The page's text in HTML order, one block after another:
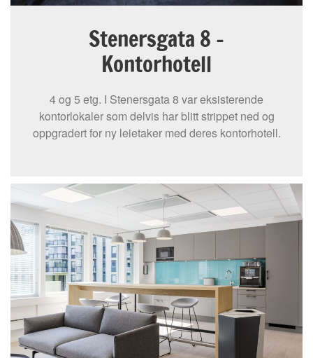
Stenersgata 8 -
Kontorhotell
4 og 5 etg. I Stenersgata 8 var eksisterende
kontorlokaler som delvis har blitt strippet ned og
oppgradert for ny leietaker med deres kontorhotell.